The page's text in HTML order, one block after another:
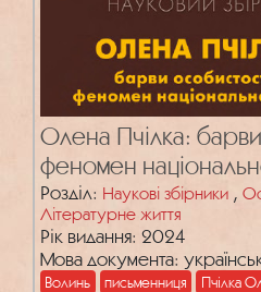
Олена Пчілка: барви
феномен
Розділ: Наукові збірники ,
Літературне життя
Рік видання: 2024
Мова документа:
Волинь письменниця Пчілка